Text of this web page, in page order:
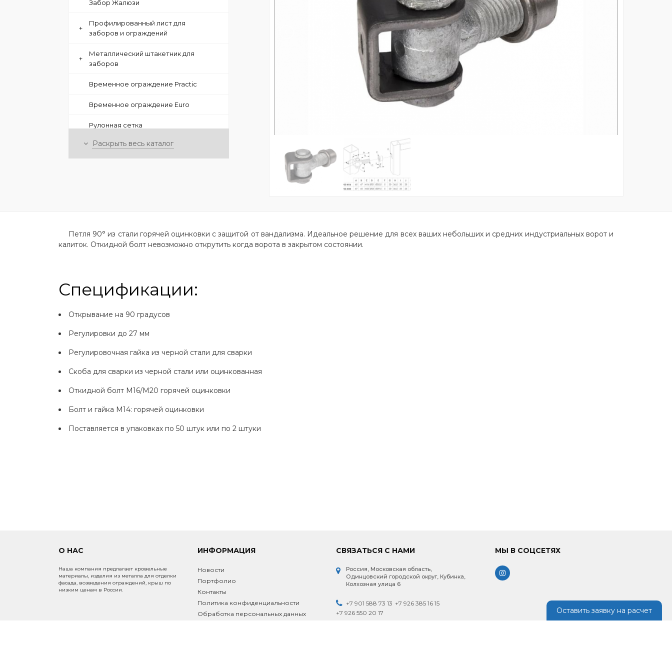
Забор Жалюзи
Профилированный лист для
заборов и ограждений
+
Металлический штакетник для
заборов
+
Временное ограждение Practic
Временное ограждение Euro
Рулонная сетка
Элементы ограждений Locinox
Замок в полиамидном корпусе
Врезной замок FORTYLOCK
Система быстрого монтажа
LOCINOX
Заглушки для профильной трубы
Раскрыть весь каталог
Петля 90° из стали горячей оцинковки с защитой от вандализма. Идеальное решение для всех ваших небольших и средних индустриальных ворот и
калиток. Откидной болт невозможно открутить когда ворота в закрытом состоянии.
Спецификации:
Открывание на 90 градусов
Регулировки до 27 мм
Регулировочная гайка из черной стали для сварки
Скоба для сварки из черной стали или оцинкованная
Откидной болт M16/М20 горячей оцинковки
Болт и гайка M14: горячей оцинковки
Поставляется в упаковках по 50 штук или по 2 штуки
О НАС
Наша компания предлагает кровельные
материалы, изделия из металла для отделки
фасада, возведения ограждений, крыш по
низким ценам в России.
ИНФОРМАЦИЯ
Новости
Портфолио
Контакты
Политика конфиденциальности
Обработка персональных данных
СВЯЗАТЬСЯ С НАМИ
Россия, Московская область,
Одинцовский городской округ, Кубинка,
Колхозная улица 6
+7 901 588 73 13 +7 926 385 16 15
+7 926 550 20 17
МЫ В СОЦСЕТЯХ
Оставить заявку на расчет